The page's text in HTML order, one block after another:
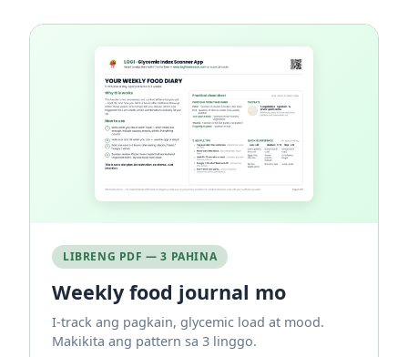
LIBRENG PDF — 3 PAHINA
Weekly food journal mo
I-track ang pagkain, glycemic load at mood.
Makikita ang pattern sa 3 linggo.